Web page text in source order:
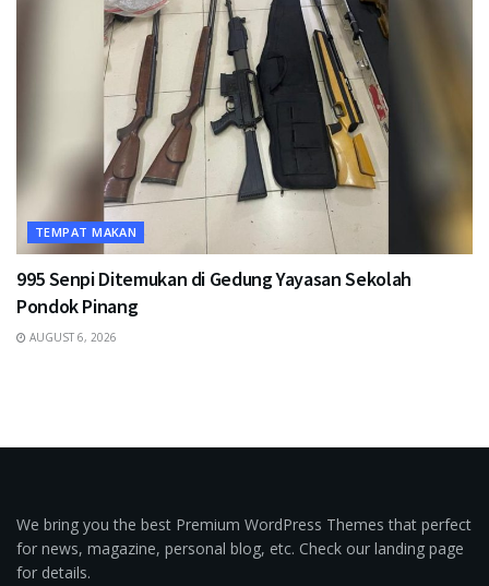
TEMPAT MAKAN
995 Senpi Ditemukan di Gedung Yayasan Sekolah
Pondok Pinang
AUGUST 6, 2026
We bring you the best Premium WordPress Themes that perfect
for news, magazine, personal blog, etc. Check our landing page
for details.